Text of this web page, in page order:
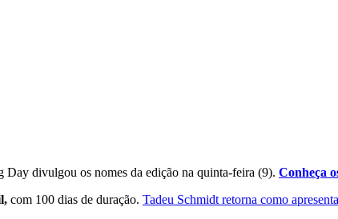
divulgou os nomes da edição na quinta-feira (9). Conheça
com 100 dias de duração. Tadeu Schmidt retorna como